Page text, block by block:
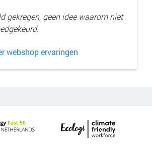
gekregen, geen idee waarom niet
webshop ervaringen